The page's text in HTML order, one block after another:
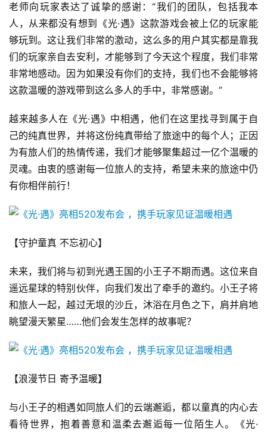
首
页
游
茶
创
游
戏
业
界
机
戏
单
机
游
戏
休
游
戏
老师向玩家表达了诚挚的感谢：“我们的团队，包括我本
人，从来都没有想到《光·遇》这款游戏会被上亿的玩家能
够玩到。这让我们非常的激动，这么多的用户其实都是靠我
们的玩家亲自去安利，才能够到了今天这个程度，我们非常
非常地感动。因为如果没有你们的支持，我们也不会能够将
这款温暖的游戏带到这么多人的手中，非常感谢。”
越来越多人在《光·遇》中相遇，他们在这里找寻到属于自
己的纯真世界，并将这份纯真带给了旅途中的每个人；正因
为有旅人们的热情传递，我们才能够聚集超过一亿个温暖的
灵魂。由衷的感谢每一位旅人的支持，希望未来的旅途中仍
有你相伴前行！
【守护童真 不忘初心】
未来，我们将与初到光遇王国的小王子不期而遇。这位来自
遥远星球的特别伙伴，向我们发出了牵手的邀约。小王子将
和旅人一起，越过无垠的沙丘，沐浴在月色之下，肩并肩地
眺望漫天繁星……他们会发生怎样的故事呢？
【浪漫节日 寄予温暖】
与小王子的相遇如同旅人们的云端邂逅，都以童真的内心去
看待世界，抱着善意和温柔去邂逅每一位陌生人。《光·